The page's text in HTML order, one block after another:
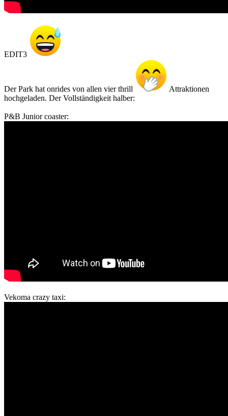
EDIT3
Der Park hat onrides von allen vier thrill
Attraktionen
hochgeladen. Der Vollständigkeit halber:
P&B Junior coaster:
Vekoma crazy taxi: